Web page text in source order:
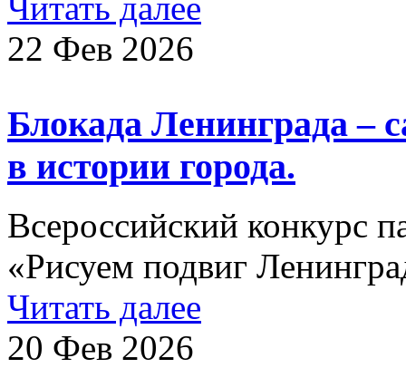
Читать далее
22 Фев 2026
Блокада Ленинграда –
в истории города.
Всероссийский конкурс
«Рисуем подвиг
Читать далее
20 Фев 2026